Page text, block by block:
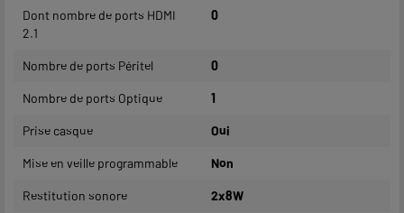
Dont nombre de ports HDMI
2.1
0
Nombre de ports Péritel 0
Nombre de ports Optique 1
Prise casque Oui
Mise en veille programmable Non
Restitution sonore 2x8W